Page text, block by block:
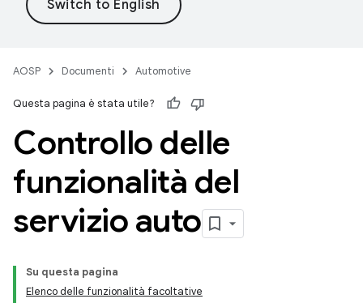
AOSP Documenti Automotive
Questa pagina è stata utile?
Controllo delle
funzionalità del
servizio auto
Su questa pagina
Elenco delle funzionalità facoltative